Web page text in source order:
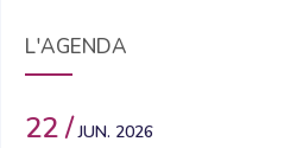
L'AGENDA
22 /JUN. 2026